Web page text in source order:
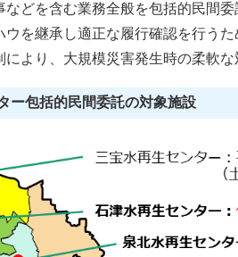
などを含む業務全般を包括的民間
ウを継承し適正な履行確認を行う
により、大規模災害発生時の柔軟な
ー包括的民間委託の対象施設